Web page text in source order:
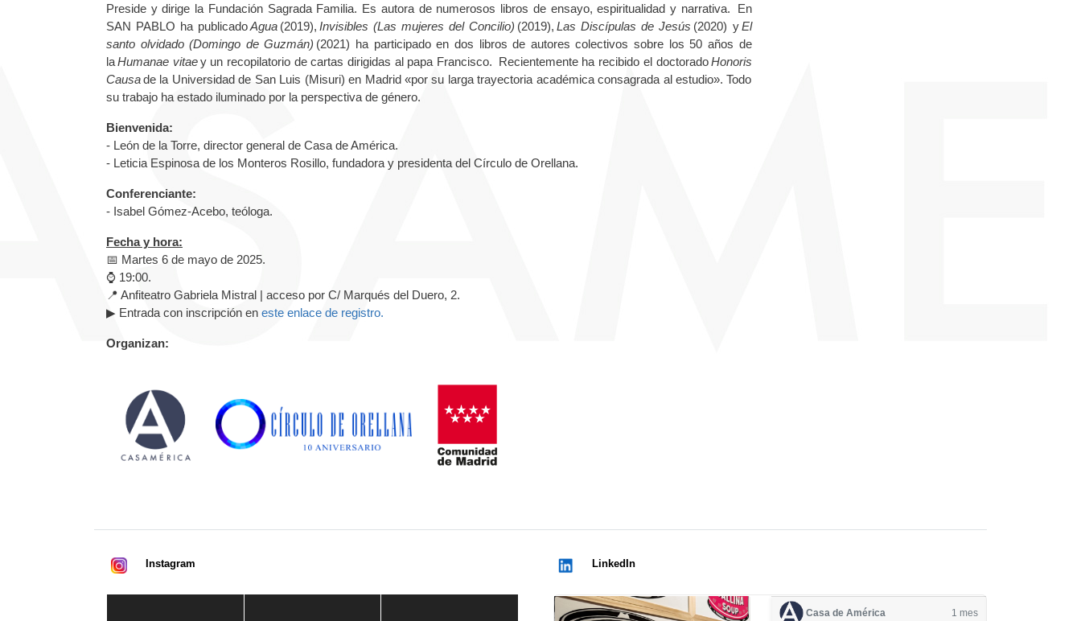
Preside y dirige la Fundación Sagrada Familia. Es autora de numerosos libros de ensayo, espiritualidad y narrativa. En
SAN PABLO ha publicadoAgua (2019),Invisibles (Las mujeres del Concilio) (2019),Las Discípulas de Jesús (2020) yEl
santo olvidado (Domingo de Guzmán) (2021) ha participado en dos libros de autores colectivos sobre los 50 años de
laHumanae vitaey un recopilatorio de cartas dirigidas al papa Francisco. Recientemente ha recibido el doctoradoHonoris
Causade la Universidad de San Luis (Misuri) en Madrid «por su larga trayectoria académica consagrada al estudio». Todo
su trabajo ha estado iluminado por la perspectiva de género.
Bienvenida:
- León de la Torre, director general de Casa de América.
- Leticia Espinosa de los Monteros Rosillo, fundadora y presidenta del Círculo de Orellana.
Conferenciante:
- Isabel Gómez-Acebo, teóloga.
Fecha y hora:
📅 Martes 6 de mayo de 2025.
⌚ 19:00.
📍 Anfiteatro Gabriela Mistral | acceso por C/ Marqués del Duero, 2.
▶ Entrada con inscripción en este enlace de registro.
Organizan:
Instagram LinkedIn
Casa de América 1 mes